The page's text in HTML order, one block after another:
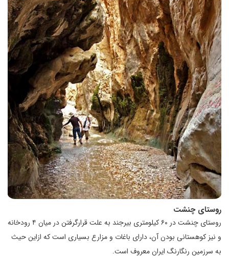
روستای چنشت
روستای چنشت در ۶۰ کیلومتری بیرجند به علت قرارگرفتن در میان ۴ رودخانه
و نیز کوهستانی بودن آن، دارای باغات و مزارع بسیاری است که ازاین حیث
به سرزمین رنگارنگ ایران معروف است.